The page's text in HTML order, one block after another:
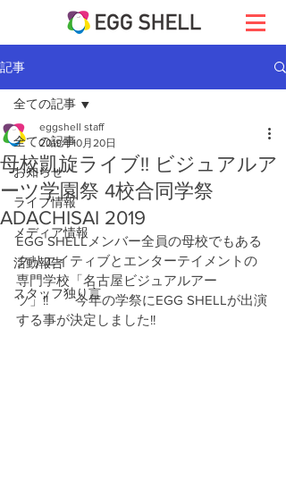
記事
全ての記事
お知らせ
ライブ情報
メディア情報
活動報告
スタッフ独り言
全ての記事
母校凱旋ライブ!! ビジュアルア
ーツ学園祭 4校合同学祭
ADACHISAI 2019
eggshell staff
2019年10月20日
EGG SHELLメンバー全員の母校でもある
クリエイティブとエンターテイメントの
専門学校「名古屋ビジュアルアー
ツ」!!　　今年の学祭にEGG SHELLが出演
する事が決定しました!!